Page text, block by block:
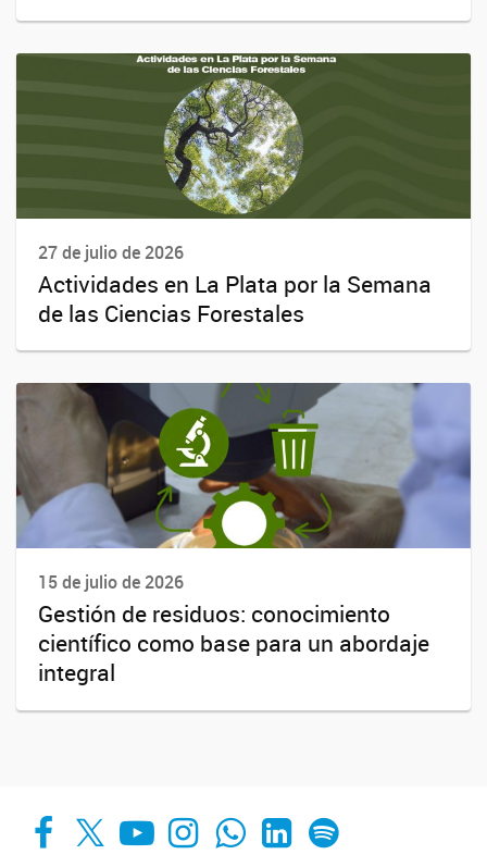
27 de julio de 2026
Actividades en La Plata por la Semana
de las Ciencias Forestales
15 de julio de 2026
Gestión de residuos: conocimiento
científico como base para un abordaje
integral
Facebook
X YouTube
Instagram
Whats AppLinkedIn
Spotify